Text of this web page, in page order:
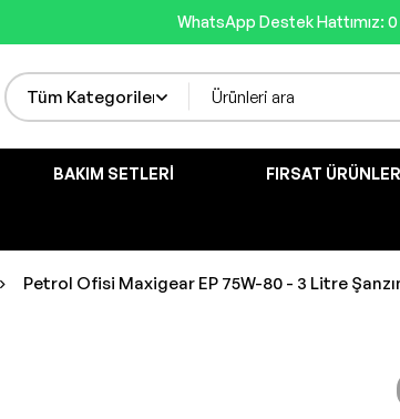
WhatsApp Destek Hattımız: 0
BAKIM SETLERI FIRSAT
Petrol Ofisi Maxigear EP 75W-80 - 3 Litre